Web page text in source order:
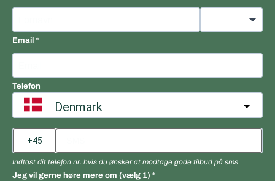
Email
Telefon
Denmark
Indtast dit telefon nr. hvis du ønsker at modtage gode tilbud på sms
Jeg vil gerne høre mere om (vælg 1)